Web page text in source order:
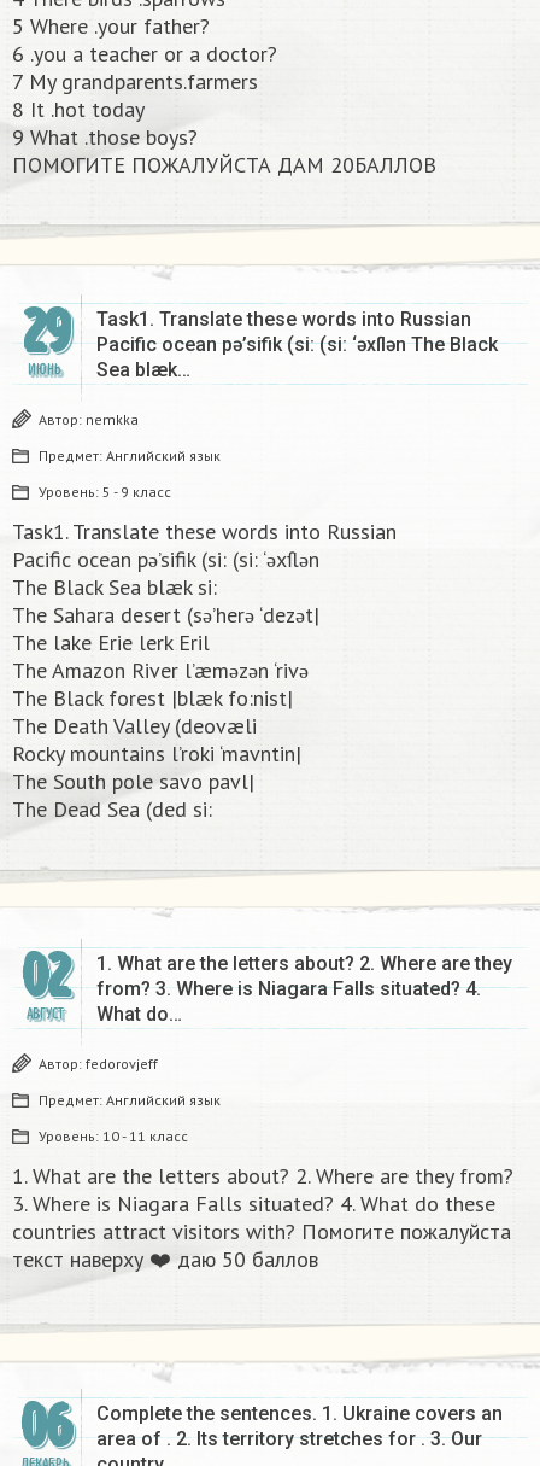
5 Where .your father?
6 .you a teacher or a doctor?
7 My grandparents.farmers
8 It .hot today
9 What .those boys?
ПОМОГИТЕ ПОЖАЛУЙСТА ДАМ 20БАЛЛОВ​
29
ИЮНЬ
Task1. Translate these words into Russian
Pacific ocean pə’sifik (si: (si: ‘əxſlən The Black
Sea blæk…
Автор: nemkka
Предмет: Английский язык
Уровень: 5 - 9 класс
Task1. Translate these words into Russian
Pacific ocean pə’sifik (si: (si: ‘əxſlən
The Black Sea blæk si:
The Sahara desert (sə’herə ‘dezət|
The lake Erie lerk Eril
The Amazon River l’æməzən ‘rivə
The Black forest |blæk fo:nist|
The Death Valley (deovæli
Rocky mountains l’roki ‘mavntin|
The South pole savo pavl|
The Dead Sea (ded si:​
02
АВГУСТ
1. What are the letters about? 2. Where are they
from? 3. Where is Niagara Falls situated? 4.
What do…
Автор: fedorovjeff
Предмет: Английский язык
Уровень: 10 - 11 класс
1. What are the letters about? 2. Where are they from?
3. Where is Niagara Falls situated? 4. What do these
countries attract visitors with? Помогите пожалуйста
текст наверху ❤️ даю 50 баллов ​
06
Complete the sentences. 1. Ukraine covers an
area of . 2. Its territory stretches for . 3. Our